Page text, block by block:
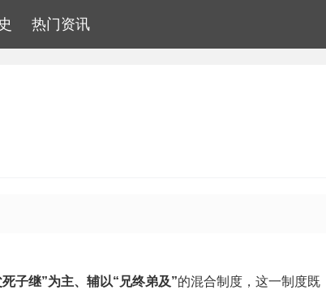
热门资讯
死子继”为主、辅以“兄终弟及”的混合制度，这一制度既